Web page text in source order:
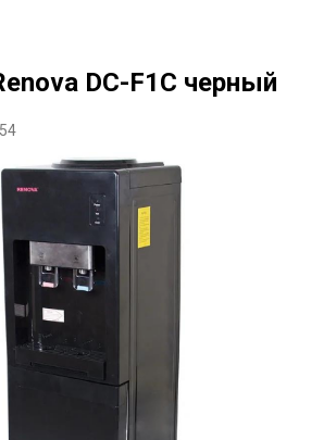
DC-F1C черный